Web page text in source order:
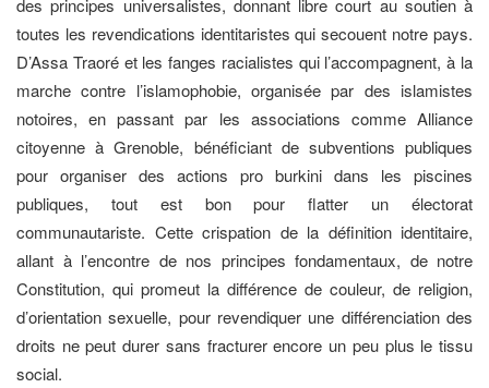
toutes les revendications identitaristes qui secouent notre pays.
D’Assa Traoré et les fanges racialistes qui l’accompagnent, à la
marche contre l’islamophobie, organisée par des islamistes
notoires, en passant par les associations comme Alliance
citoyenne à Grenoble, bénéficiant de subventions publiques
pour organiser des actions pro burkini dans les piscines
publiques, tout est bon pour flatter un électorat
communautariste. Cette crispation de la définition identitaire,
allant à l’encontre de nos principes fondamentaux, de notre
Constitution, qui promeut la différence de couleur, de religion,
d’orientation sexuelle, pour revendiquer une différenciation des
droits ne peut durer sans fracturer encore un peu plus le tissu
social.